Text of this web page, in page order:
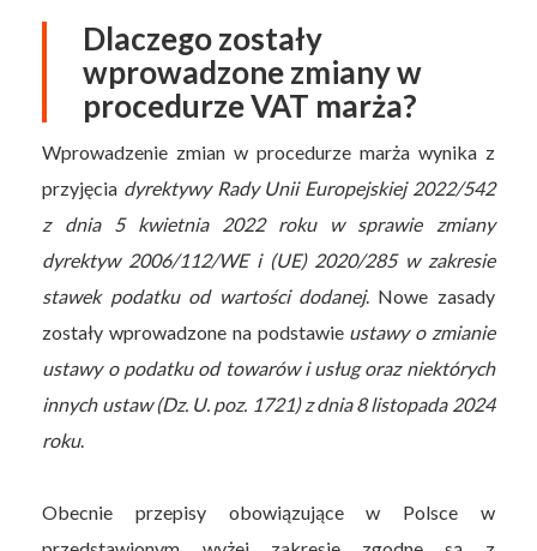
Dlaczego zostały
wprowadzone zmiany w
procedurze VAT marża?
Wprowadzenie zmian w procedurze marża wynika z
przyjęcia dyrektywy Rady Unii Europejskiej 2022/542
z dnia 5 kwietnia 2022 roku w sprawie zmiany
dyrektyw 2006/112/WE i (UE) 2020/285 w zakresie
stawek podatku od wartości dodanej. Nowe zasady
zostały wprowadzone na podstawie ustawy o zmianie
ustawy o podatku od towarów i usług oraz niektórych
innych ustaw (Dz. U. poz. 1721) z dnia 8 listopada 2024
roku.
Obecnie przepisy obowiązujące w Polsce w